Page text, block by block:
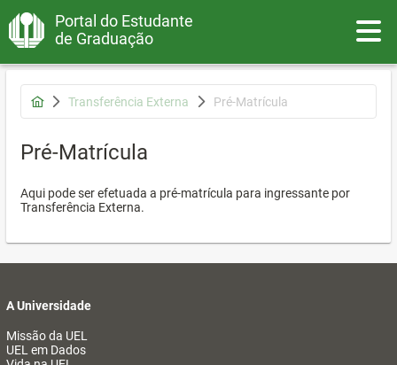
Portal do Estudante
de Graduação
Transferência Externa Pré-Matrícula
Pré-Matrícula
Aqui pode ser efetuada a pré-matrícula para ingressante por
Transferência Externa.
A Universidade
Missão da UEL
UEL em Dados